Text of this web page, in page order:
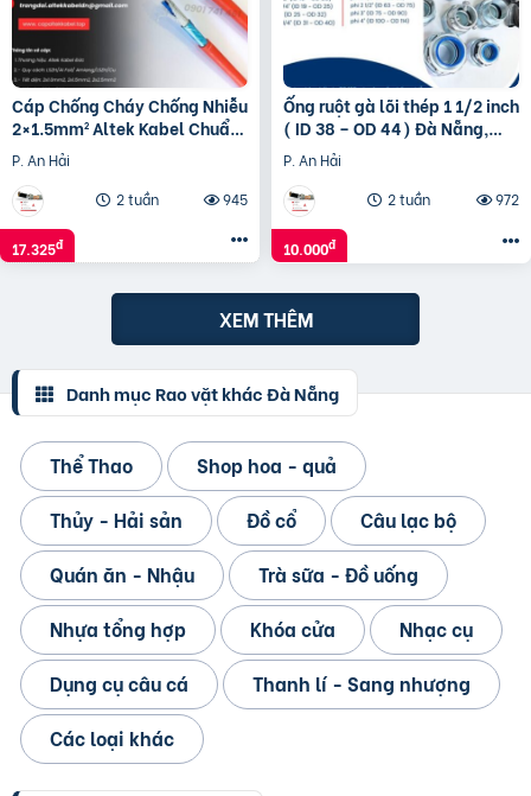
Cáp Chống Cháy Chống Nhiễu
2×1.5mm² Altek Kabel Chuẩn
IEC 60331: Quy Cách và Ứng
Dụng
P. An Hải
2 tuần
945
17.325đ
Ống ruột gà lõi thép 1 1/2 inch
( ID 38 – OD 44) Đà Nẵng,
Quảng Nam, Quảng Ngãi
P. An Hải
2 tuần
972
10.000đ
XEM THÊM
Danh mục Rao vặt khác Đà Nẵng
Thể Thao
Shop hoa - quả
Thủy - Hải sản
Đồ cổ
Câu lạc bộ
Quán ăn - Nhậu
Trà sữa - Đồ uống
Nhựa tổng hợp
Khóa cửa
Nhạc cụ
Dụng cụ câu cá
Thanh lí - Sang nhượng
Các loại khác